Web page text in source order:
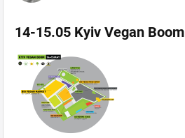
14-15.05 Kyiv Vegan Boom